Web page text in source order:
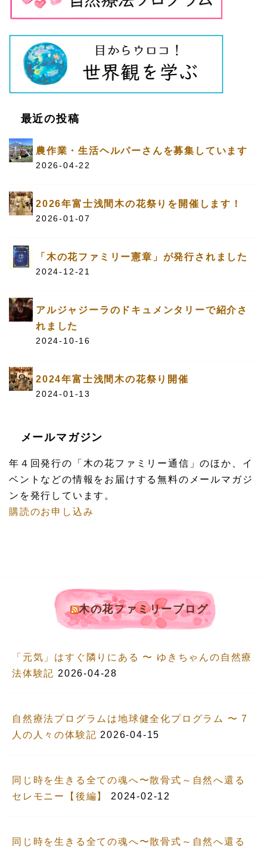
最近の投稿
農作業・生活ヘルパーさんを募集しています
2026-04-22
2026年富士浅間木の花祭りを開催します！
2026-01-07
「木の花ファミリー憲章」が発行されました
2024-12-21
アルジャジーラのドキュメンタリーで紹介さ
れました
2024-10-16
2024年富士浅間木の花祭り開催
2024-01-13
メールマガジン
年４回発行の「木の花ファミリー通信」のほか、イ
ベントなどの情報をお届けする無料のメールマガジ
ンを発行しています。
購読のお申し込み
木の花ファミリーブログ
「元気」はすぐ隣りにある 〜 ゆきちゃんの自然療
法体験記 2026-04-28
自然療法プログラムは地球健全化プログラム 〜 7
人の人々の体験記 2026-04-15
同じ時を生きる全ての魂へ〜散骨式～自然へ還る
セレモニー【後編】
2024-02-12
同じ時を生きる全ての魂へ〜散骨式～自然へ還る